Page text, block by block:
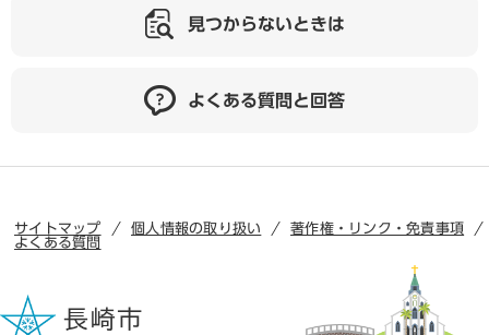
見つからないときは
よくある質問と回答
サイトマップ 個人情報の取り扱い
著作権・リンク・免責事項
よくある質問